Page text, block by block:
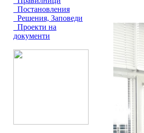
Постановления
Решения, Заповеди
Проекти на
документи